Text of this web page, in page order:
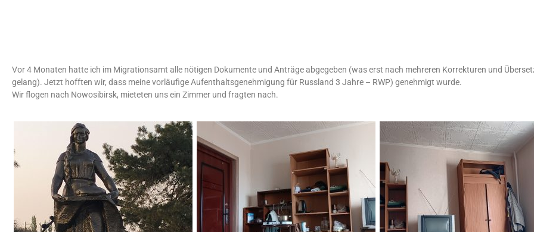
Vor 4 Monaten hatte ich im Migrationsamt alle nötigen Dokumente und Anträge abgegeben (was erst nach mehreren Korrekturen und
gelang). Jetzt hofften wir, dass meine vorläufige Aufenthaltsgenehmigung für Russland 3 Jahre – RWP) genehmigt wurde.
Wir flogen nach Nowosibirsk, mieteten uns ein Zimmer und fragten nach.